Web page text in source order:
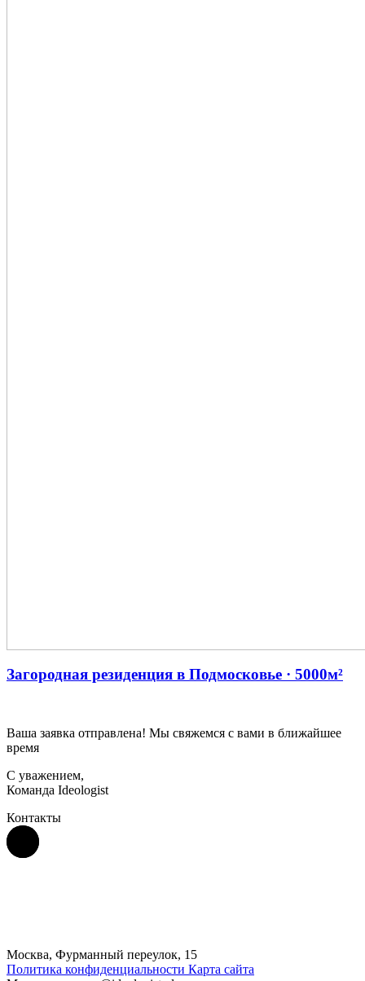
Загородная резиденция в Подмосковье · 5000м²
Ваша заявка отправлена! Мы свяжемся с вами в ближайшее
время
С уважением,
Команда Ideologist
Контакты
Москва, Фурманный переулок, 15
Политика конфиденциальности Карта сайта